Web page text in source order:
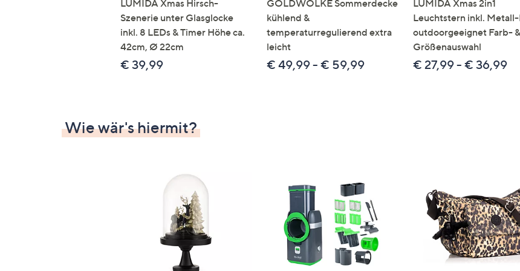
LUMIDA Xmas Hirsch-
Szenerie unter Glasglocke
inkl. 8 LEDs & Timer Höhe ca.
42cm, Ø 22cm
€ 39,99
GOLDWOLKE Sommerdecke
kühlend &
temperaturregulierend extra
leicht
€ 49,99 - € 59,99
LUMIDA Xmas 2in1
Leuchtstern inkl.
outdoorgeeignet Farb- &
Größenauswahl
€ 27,99 - € 36,99
Wie wär's hiermit?